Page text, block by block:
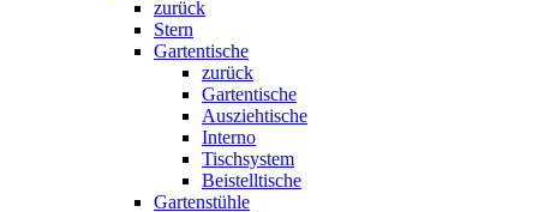
zurück
Stern
Gartentische
zurück
Gartentische
Ausziehtische
Interno
Tischsystem
Beistelltische
Gartenstühle